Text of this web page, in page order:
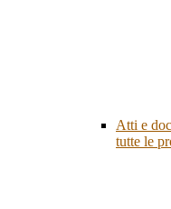
Atti e
tutte le